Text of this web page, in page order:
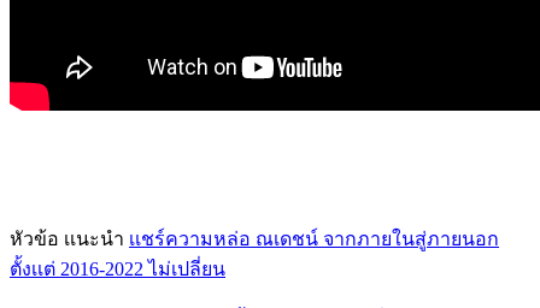
หัวข้อ เเนะนำ เเชร์ความหล่อ ณเดชน์ จากภายในสู่ภายนอก
ตั้งเเต่ 2016-2022 ไม่เปลี่ยน